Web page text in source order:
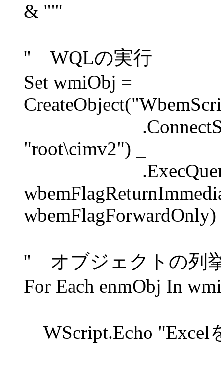
& "'"
'' WQLの実行
Set wmiObj =
"root\cimv2") _
wbemFlagForwardOnly)
'' オブジェクトの列
For Each enmObj In
WScript.Echo "Excel